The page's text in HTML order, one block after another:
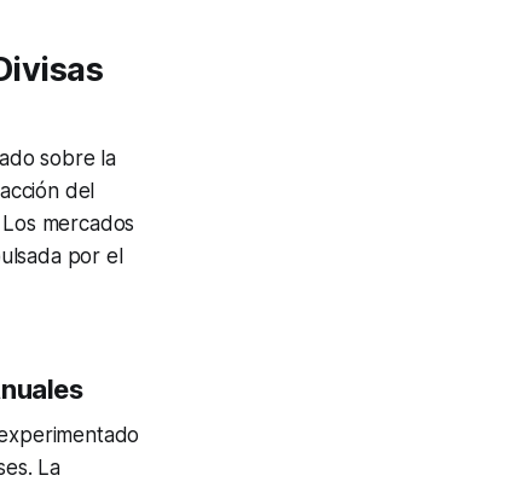
sobre la
del
mercados
por el
La